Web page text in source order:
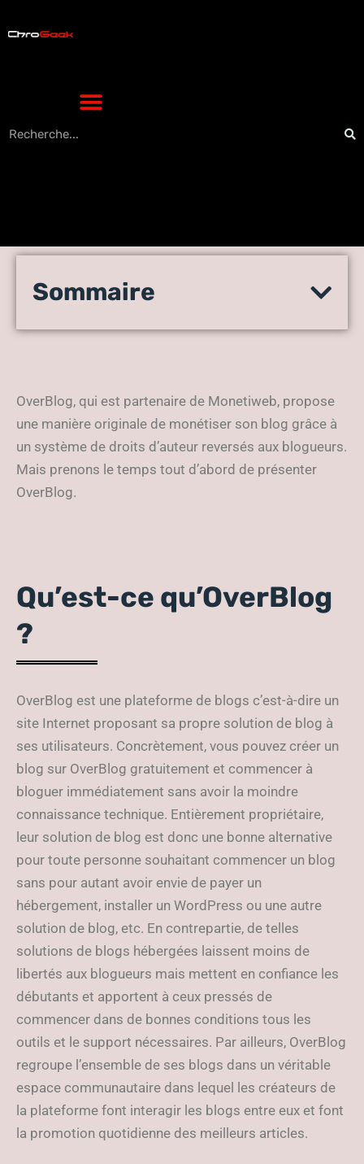
OverBlog rémunère les
droits d’auteur.
Sommaire
OverBlog, qui est partenaire de Monetiweb, propose
une manière originale de monétiser son blog grâce à
un système de droits d’auteur reversés aux blogueurs.
Mais prenons le temps tout d’abord de présenter
OverBlog.
Qu’est-ce qu’OverBlog
?
OverBlog est une plateforme de blogs c’est-à-dire un
site Internet proposant sa propre solution de blog à
ses utilisateurs. Concrètement, vous pouvez créer un
blog sur OverBlog gratuitement et commencer à
bloguer immédiatement sans avoir la moindre
connaissance technique. Entièrement propriétaire,
leur solution de blog est donc une bonne alternative
pour toute personne souhaitant commencer un blog
sans pour autant avoir envie de payer un
hébergement, installer un WordPress ou une autre
solution de blog, etc. En contrepartie, de telles
solutions de blogs hébergées laissent moins de
libertés aux blogueurs mais mettent en confiance les
débutants et apportent à ceux pressés de
commencer dans de bonnes conditions tous les
outils et le support nécessaires. Par ailleurs, OverBlog
regroupe l’ensemble de ses blogs dans un véritable
espace communautaire dans lequel les créateurs de
la plateforme font interagir les blogs entre eux et font
la promotion quotidienne des meilleurs articles.